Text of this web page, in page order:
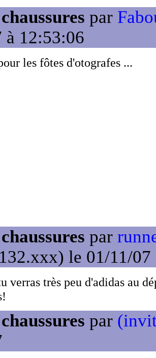
par
à 12:53:06
les fôtes d'otografes ...
par
le 01/11/07
verras très peu d'adidas au
par